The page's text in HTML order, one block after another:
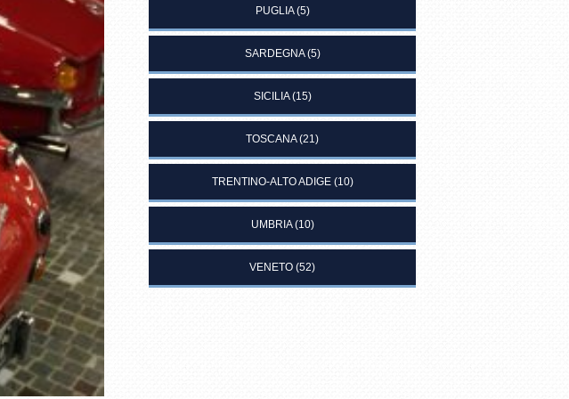
PUGLIA(5)
SARDEGNA(5)
SICILIA(15)
TOSCANA(21)
TRENTINO-ALTO ADIGE(10)
UMBRIA(10)
VENETO (52)